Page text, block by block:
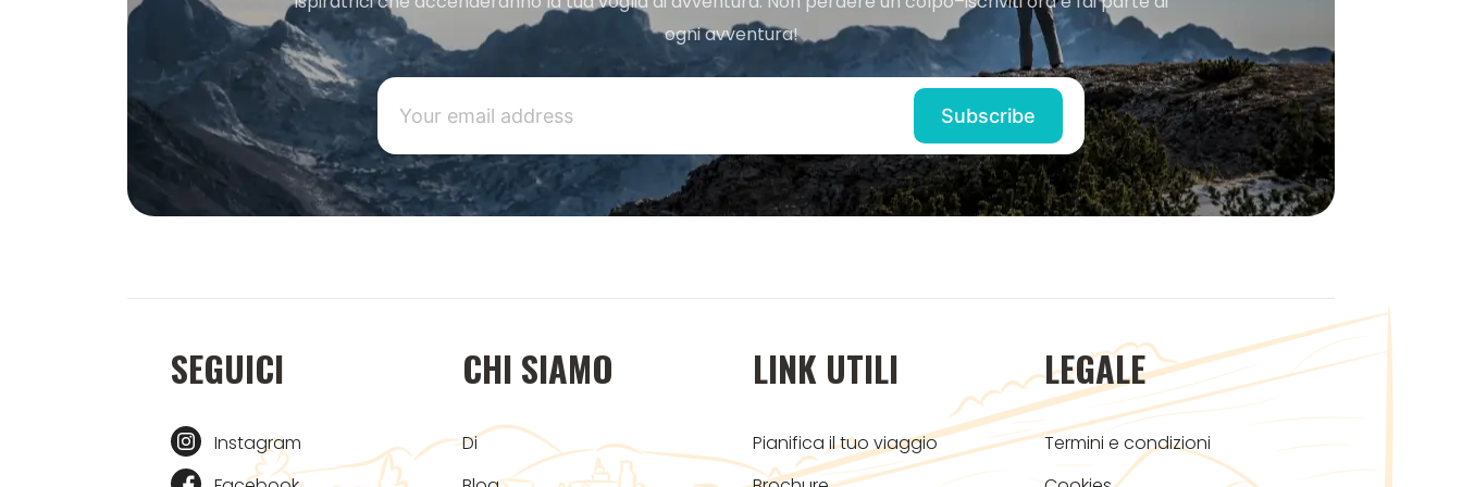
ogni avventura!
SEGUICI
Instagram
CHI SIAMO
Di
LINK UTILI
Pianifica il tuo viaggio
LEGALE
Termini e condizioni